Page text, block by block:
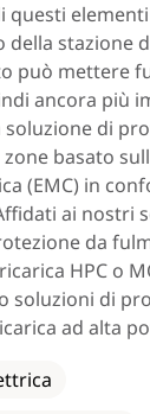
questi
stazione
può mettere
ancora più
di
basato
(EMC) in
ai nostri
da
HPC o
soluzioni di
ad alta